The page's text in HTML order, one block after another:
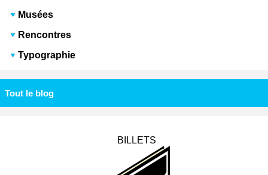
Musées
Rencontres
Typographie
Tout le blog
BILLETS